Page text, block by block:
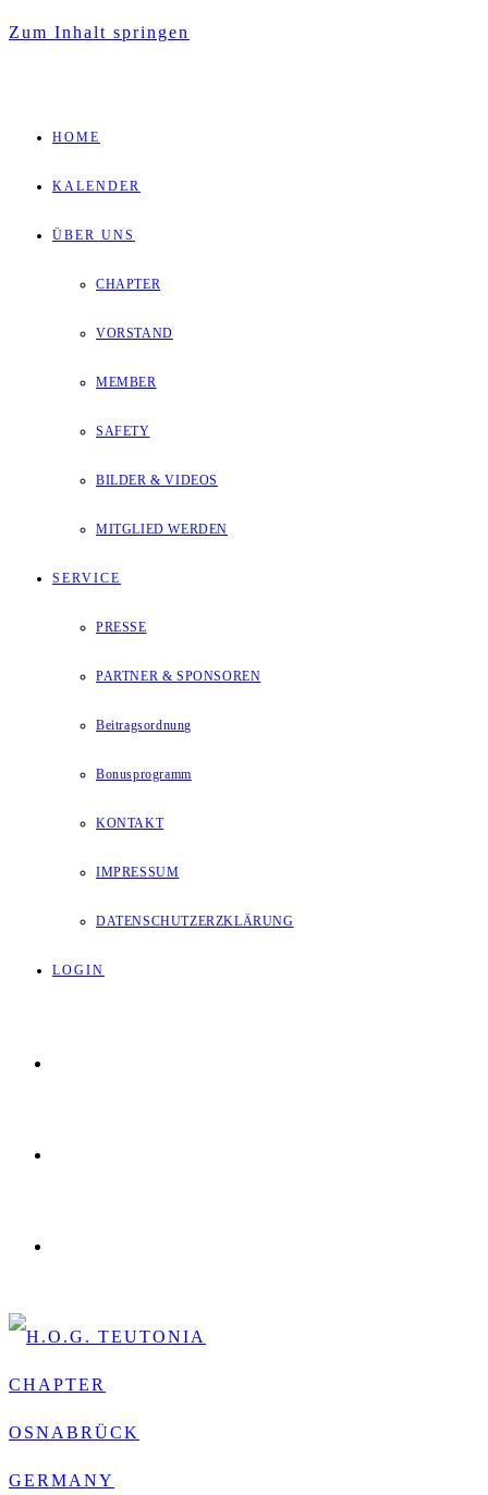
Zum Inhalt springen
HOME
KALENDER
ÜBER UNS
CHAPTER
VORSTAND
MEMBER
SAFETY
BILDER & VIDEOS
MITGLIED WERDEN
SERVICE
PRESSE
PARTNER & SPONSOREN
Beitragsordnung
Bonusprogramm
KONTAKT
IMPRESSUM
DATENSCHUTZERZKLÄRUNG
LOGIN